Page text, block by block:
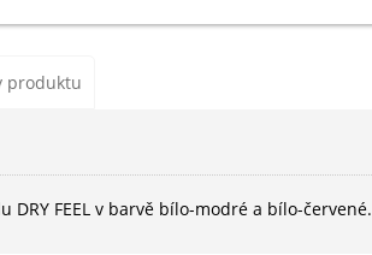
produktu
DRY FEEL v barvě bílo-modré a bílo-červené.